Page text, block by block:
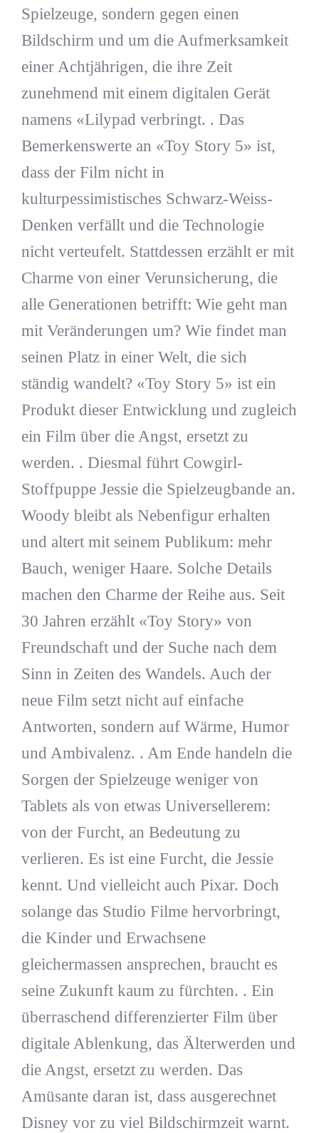
Spielzeuge, sondern gegen einen
Bildschirm und um die Aufmerksamkeit
einer Achtjährigen, die ihre Zeit
zunehmend mit einem digitalen Gerät
namens «Lilypad verbringt. . Das
Bemerkenswerte an «Toy Story 5» ist,
dass der Film nicht in
kulturpessimistisches Schwarz-Weiss-
Denken verfällt und die Technologie
nicht verteufelt. Stattdessen erzählt er mit
Charme von einer Verunsicherung, die
alle Generationen betrifft: Wie geht man
mit Veränderungen um? Wie findet man
seinen Platz in einer Welt, die sich
ständig wandelt? «Toy Story 5» ist ein
Produkt dieser Entwicklung und zugleich
ein Film über die Angst, ersetzt zu
werden. . Diesmal führt Cowgirl-
Stoffpuppe Jessie die Spielzeugbande an.
Woody bleibt als Nebenfigur erhalten
und altert mit seinem Publikum: mehr
Bauch, weniger Haare. Solche Details
machen den Charme der Reihe aus. Seit
30 Jahren erzählt «Toy Story» von
Freundschaft und der Suche nach dem
Sinn in Zeiten des Wandels. Auch der
neue Film setzt nicht auf einfache
Antworten, sondern auf Wärme, Humor
und Ambivalenz. . Am Ende handeln die
Sorgen der Spielzeuge weniger von
Tablets als von etwas Universellerem:
von der Furcht, an Bedeutung zu
verlieren. Es ist eine Furcht, die Jessie
kennt. Und vielleicht auch Pixar. Doch
solange das Studio Filme hervorbringt,
die Kinder und Erwachsene
gleichermassen ansprechen, braucht es
seine Zukunft kaum zu fürchten. . Ein
überraschend differenzierter Film über
digitale Ablenkung, das Älterwerden und
die Angst, ersetzt zu werden. Das
Amüsante daran ist, dass ausgerechnet
Disney vor zu viel Bildschirmzeit warnt.